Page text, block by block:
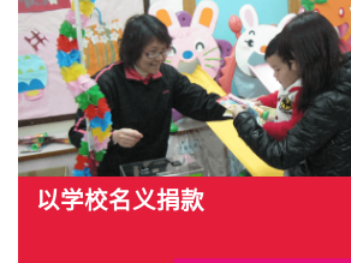
以学校名义捐款